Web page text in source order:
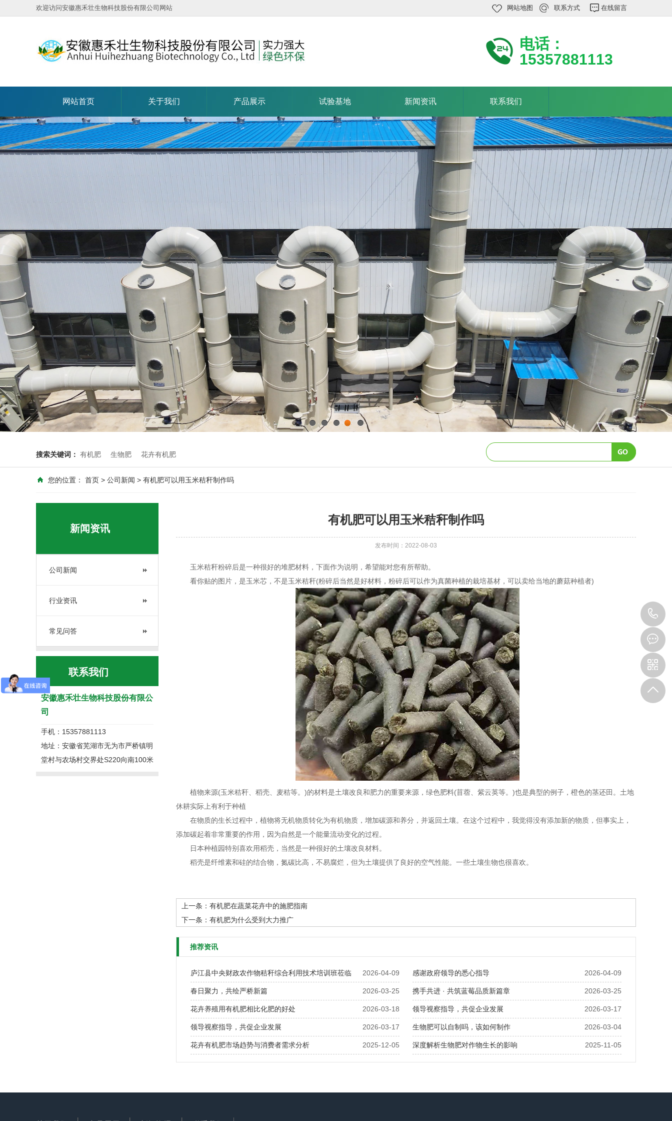
欢迎访问安徽惠禾壮生物科技股份有限公司网站 网站地图 联系方式 在线留言
电话：
15357881113
网站首页 关于我们 产品展示 试验基地 新闻资讯 联系我们
1 2
搜索关键词： 有机肥 生物肥 花卉有机肥
您的位置： 首页 > 公司新闻 > 有机肥可以用玉米秸秆制作吗
新闻资讯
公司新闻
行业资讯
常见问答
联系我们
安徽惠禾壮生物科技股份有限公
司
手机：15357881113
地址：安徽省芜湖市无为市严桥镇明
堂村与农场村交界处S220向南100米
有机肥可以用玉米秸秆制作吗
发布时间：2022-08-03
玉米秸秆粉碎后是一种很好的堆肥材料，下面作为说明，希望能对您有所帮助。
看你贴的图片，是玉米芯，不是玉米秸秆(粉碎后当然是好材料，粉碎后可以作为真菌种植的栽培基材，可以卖给当地的蘑菇种植者)
植物来源(玉米秸秆、稻壳、麦秸等。)的材料是土壤改良和肥力的重要来源，绿色肥料(苜蓿、紫云英等。)也是典型的例子，橙色的茎还田。土地
休耕实际上有利于种植
在物质的生长过程中，植物将无机物质转化为有机物质，增加碳源和养分，并返回土壤。在这个过程中，我觉得没有添加新的物质，但事实上，
添加碳起着非常重要的作用，因为自然是一个能量流动变化的过程。
日本种植园特别喜欢用稻壳，当然是一种很好的土壤改良材料。
稻壳是纤维素和硅的结合物，氮碳比高，不易腐烂，但为土壤提供了良好的空气性能。一些土壤生物也很喜欢。
上一条： 有机肥在蔬菜花卉中的施肥指南
下一条： 有机肥为什么受到大力推广
推荐资讯
2026-04-09
庐江县中央财政农作物秸秆综合利用技术培训班莅临 2026-04-09
感谢政府领导的悉心指导
2026-03-25
春日聚力，共绘严桥新篇 2026-03-25
携手共进 · 共筑蓝莓品质新篇章
2026-03-18
花卉养殖用有机肥相比化肥的好处 2026-03-17
领导视察指导，共促企业发展
2026-03-17
领导视察指导，共促企业发展 2026-03-04
生物肥可以自制吗，该如何制作
2025-12-05
花卉有机肥市场趋势与消费者需求分析 2025-11-05
深度解析生物肥对作物生长的影响